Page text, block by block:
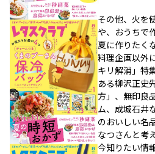
その他、火を
や、おうちで
夏に作りたく
料理企画以外
キリ解消」特
ある柳沢正史
方」、無印良
ム、成城石井
のおいしい名
なつさんと考
今知りたい情